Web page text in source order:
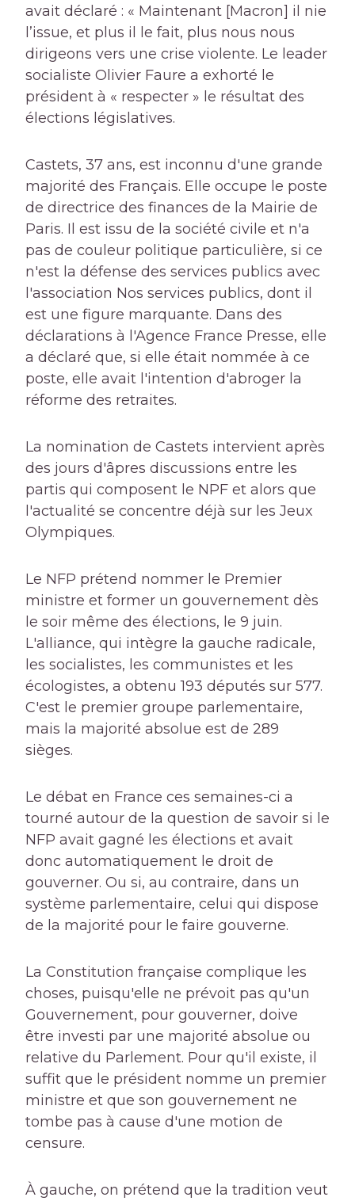
avait déclaré : « Maintenant [Macron] il nie
l’issue, et plus il le fait, plus nous nous
dirigeons vers une crise violente. Le leader
socialiste Olivier Faure a exhorté le
président à « respecter » le résultat des
élections législatives.
Castets, 37 ans, est inconnu d'une grande
majorité des Français. Elle occupe le poste
de directrice des finances de la Mairie de
Paris. Il est issu de la société civile et n'a
pas de couleur politique particulière, si ce
n'est la défense des services publics avec
l'association Nos services publics, dont il
est une figure marquante. Dans des
déclarations à l'Agence France Presse, elle
a déclaré que, si elle était nommée à ce
poste, elle avait l'intention d'abroger la
réforme des retraites.
La nomination de Castets intervient après
des jours d'âpres discussions entre les
partis qui composent le NPF et alors que
l'actualité se concentre déjà sur les Jeux
Olympiques.
Le NFP prétend nommer le Premier
ministre et former un gouvernement dès
le soir même des élections, le 9 juin.
L'alliance, qui intègre la gauche radicale,
les socialistes, les communistes et les
écologistes, a obtenu 193 députés sur 577.
C'est le premier groupe parlementaire,
mais la majorité absolue est de 289
sièges.
Le débat en France ces semaines-ci a
tourné autour de la question de savoir si le
NFP avait gagné les élections et avait
donc automatiquement le droit de
gouverner. Ou si, au contraire, dans un
système parlementaire, celui qui dispose
de la majorité pour le faire gouverne.
La Constitution française complique les
choses, puisqu'elle ne prévoit pas qu'un
Gouvernement, pour gouverner, doive
être investi par une majorité absolue ou
relative du Parlement. Pour qu'il existe, il
suffit que le président nomme un premier
ministre et que son gouvernement ne
tombe pas à cause d'une motion de
censure.
À gauche, on prétend que la tradition veut